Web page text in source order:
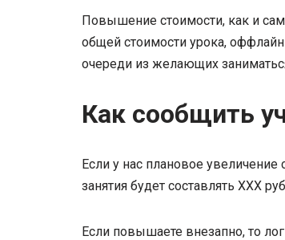
Повышение стоимости, как и
общей стоимости урока,
очереди из желающих
Как сообщить
Если у нас плановое увеличение
занятия будет составлять ХХХ
Если повышаете внезапно, то